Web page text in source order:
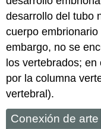
desarrollo del tubo
cuerpo
embargo, no se
los vertebrados;
por la columna
vertebral).
Conexión de arte